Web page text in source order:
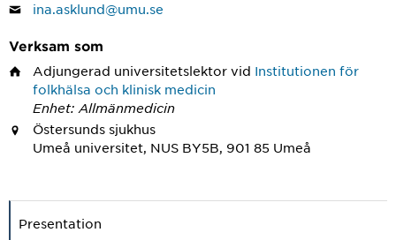
ina.asklund@umu.se
Verksam som
Adjungerad universitetslektor vid Institutionen för
folkhälsa och klinisk medicin
Enhet: Allmänmedicin
Östersunds sjukhus
Umeå universitet, NUS BY5B, 901 85 Umeå
Presentation